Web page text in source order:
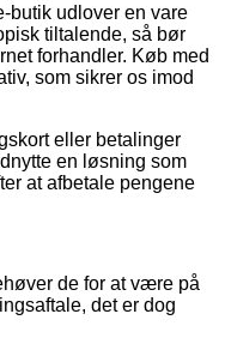
butik udlover en vare
tiltalende, så bør
forhandler. Køb med
som sikrer os imod
eller betalinger
en løsning som
at afbetale pengene
de for at være på
det er dog